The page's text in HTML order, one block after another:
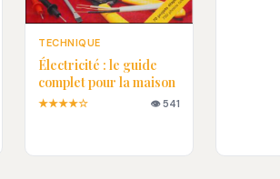
TECHNIQUE
Électricité : le guide
complet pour la maison
★★★★☆ 👁 541